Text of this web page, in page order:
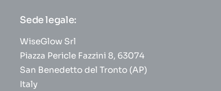
Sede legale:
WiseGlow Srl
Piazza Pericle Fazzini 8, 63074
San Benedetto del Tronto (AP)
Italy